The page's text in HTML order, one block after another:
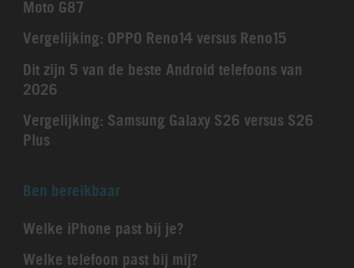
Moto G87
Vergelijking: OPPO Reno14 versus Reno15
Dit zijn 5 van de beste Android telefoons van
2026
Vergelijking: Samsung Galaxy S26 versus S26
Plus
Ben bereikbaar
Welke iPhone past bij je?
Welke telefoon past bij mij?